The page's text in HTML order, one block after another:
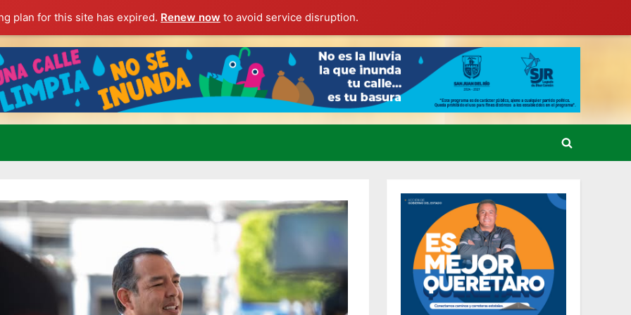
plan for this site has expired. Renew now to avoid service disruption.
Toggle
form